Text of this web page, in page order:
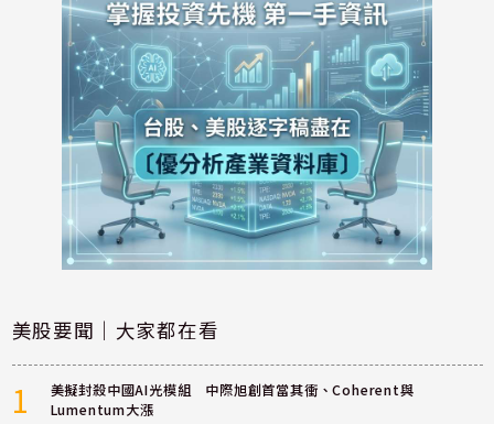
美股要聞｜大家都在看
1
美擬封殺中國AI光模組 中際旭創首當其衝、Coherent與
Lumentum大漲